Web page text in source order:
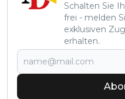
Schalten Sie
frei - melden
exklusiven
erhalten.